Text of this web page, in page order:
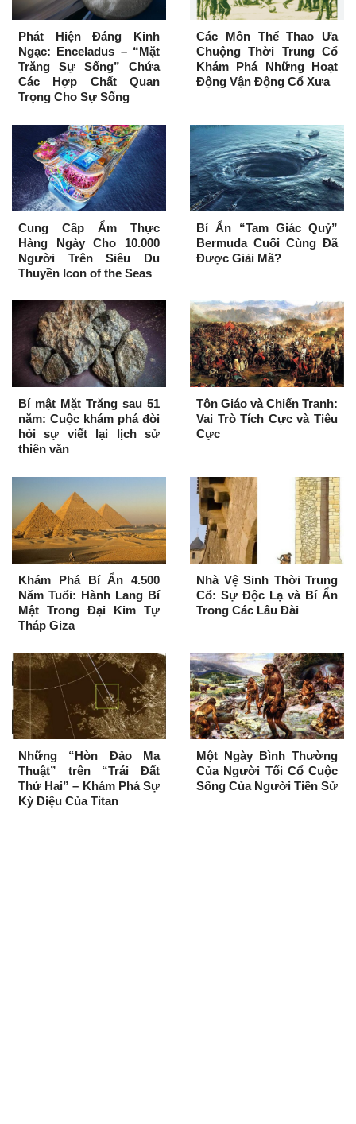
Phát Hiện Đáng Kinh
Ngạc: Enceladus – “Mặt
Trăng Sự Sống” Chứa
Các Hợp Chất Quan
Trọng Cho Sự Sống
Các Môn Thể Thao Ưa
Chuộng Thời Trung Cổ
Khám Phá Những Hoạt
Động Vận Động Cổ Xưa
Cung Cấp Ẩm Thực
Hàng Ngày Cho 10.000
Người Trên Siêu Du
Thuyền Icon of the Seas
Bí Ẩn “Tam Giác Quỷ”
Bermuda Cuối Cùng Đã
Được Giải Mã?
Bí mật Mặt Trăng sau 51
năm: Cuộc khám phá đòi
hỏi sự viết lại lịch sử
thiên văn
Tôn Giáo và Chiến Tranh:
Vai Trò Tích Cực và Tiêu
Cực
Khám Phá Bí Ẩn 4.500
Năm Tuổi: Hành Lang Bí
Mật Trong Đại Kim Tự
Tháp Giza
Nhà Vệ Sinh Thời Trung
Cổ: Sự Độc Lạ và Bí Ẩn
Trong Các Lâu Đài
Những “Hòn Đảo Ma
Thuật” trên “Trái Đất
Thứ Hai” – Khám Phá Sự
Kỳ Diệu Của Titan
Một Ngày Bình Thường
Của Người Tối Cổ Cuộc
Sống Của Người Tiền Sử